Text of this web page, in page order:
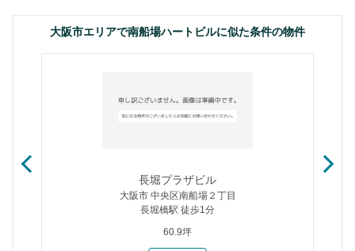
大阪市エリアで南船場ハートビルに似た条件の物件
長堀プラザビル
大阪市 中央区南船場２丁目
長堀橋駅 徒歩1分
60.9坪